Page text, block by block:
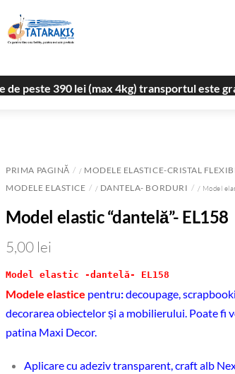
de peste 390 lei (max 4kg) transportul este
PRIMA PAGINĂ / MODELE ELASTICE-CRISTAL
MODELE ELASTICE / DANTELA- BORDURI / Model
Model elastic “dantelă”- EL158
5,00 lei
Model elastic -dantelă- EL158
Modele elastice pentru:decoupage,
decorarea obiectelor și a mobilierului. Poate fi
patina Maxi Decor.
Aplicare cu adeziv transparent, craft alb